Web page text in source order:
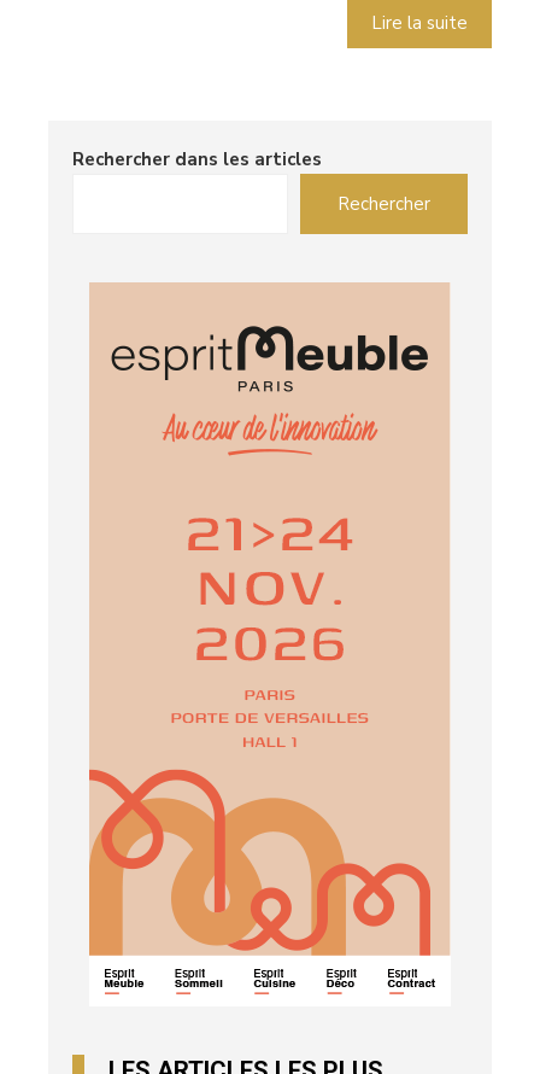
Lire la suite
Rechercher dans les articles
Rechercher